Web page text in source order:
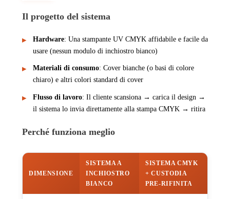
Il progetto del sistema
Hardware: Una stampante UV CMYK affidabile e facile da
usare (nessun modulo di inchiostro bianco)
Materiali di consumo: Cover bianche (o basi di colore
chiaro) e altri colori standard di cover
Flusso di lavoro: Il cliente scansiona → carica il design →
il sistema lo invia direttamente alla stampa CMYK → ritira
Perché funziona meglio
DIMENSIONE
SISTEMA A
INCHIOSTRO
BIANCO
SISTEMA CMYK
+ CUSTODIA
PRE-RIFINITA